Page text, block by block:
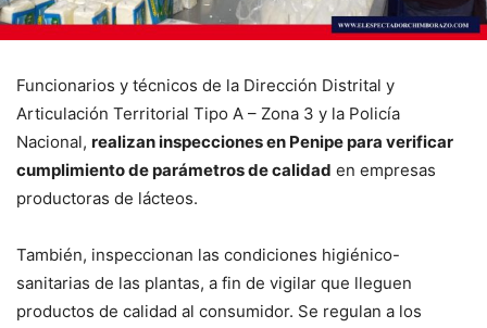
Funcionarios y técnicos de la Dirección Distrital y
Articulación Territorial Tipo A – Zona 3 y la Policía
Nacional, realizan inspecciones en Penipe para verificar
cumplimiento de parámetros de calidad en empresas
productoras de lácteos.
También, inspeccionan las condiciones higiénico-
sanitarias de las plantas, a fin de vigilar que lleguen
productos de calidad al consumidor. Se regulan a los